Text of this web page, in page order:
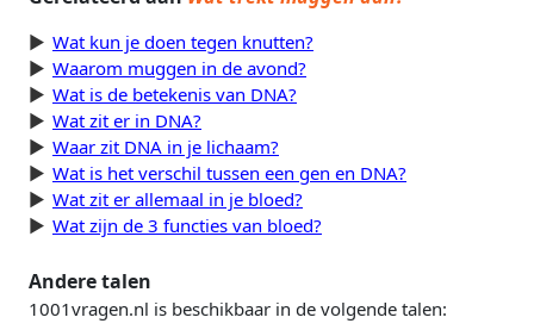
Wat kun je doen tegen knutten?
Waarom muggen in de avond?
Wat is de betekenis van DNA?
Wat zit er in DNA?
Waar zit DNA in je lichaam?
Wat is het verschil tussen een gen en DNA?
Wat zit er allemaal in je bloed?
Wat zijn de 3 functies van bloed?
Andere talen
1001vragen.nl is beschikbaar in de volgende talen: